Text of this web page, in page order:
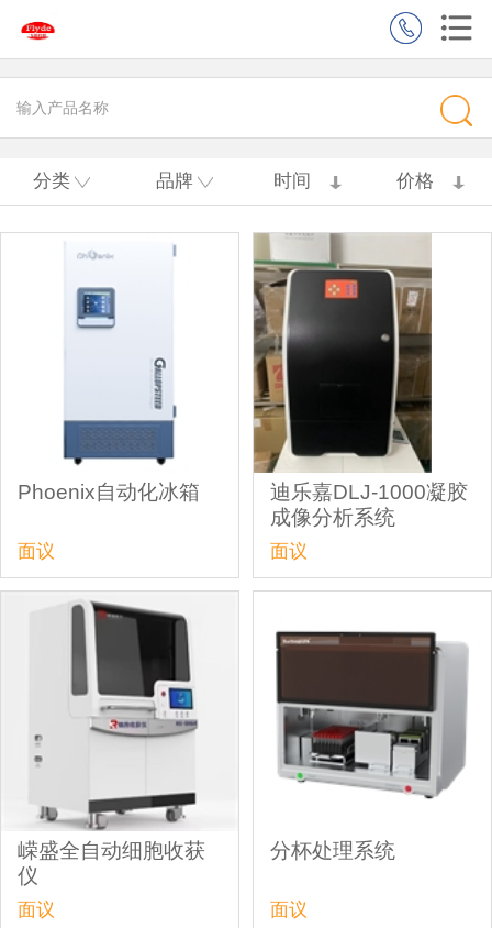
分类 品牌 时间 价格
Phoenix自动化冰箱
面议
迪乐嘉DLJ-1000凝胶
成像分析系统
面议
嵘盛全自动细胞收获
仪
面议
分杯处理系统
面议